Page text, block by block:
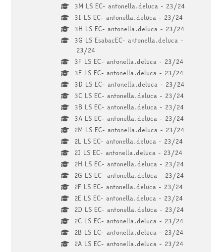
3M LS EC- antonella.deluca - 23/24
3I LS EC- antonella.deluca - 23/24
3H LS EC- antonella.deluca - 23/24
3G LS EsabacEC- antonella.deluca -
23/24
3F LS EC- antonella.deluca - 23/24
3E LS EC- antonella.deluca - 23/24
3D LS EC- antonella.deluca - 23/24
3C LS EC- antonella.deluca - 23/24
3B LS EC- antonella.deluca - 23/24
3A LS EC- antonella.deluca - 23/24
2M LS EC- antonella.deluca - 23/24
2L LS EC- antonella.deluca - 23/24
2I LS EC- antonella.deluca - 23/24
2H LS EC- antonella.deluca - 23/24
2G LS EC- antonella.deluca - 23/24
2F LS EC- antonella.deluca - 23/24
2E LS EC- antonella.deluca - 23/24
2D LS EC- antonella.deluca - 23/24
2C LS EC- antonella.deluca - 23/24
2B LS EC- antonella.deluca - 23/24
2A LS EC- antonella.deluca - 23/24